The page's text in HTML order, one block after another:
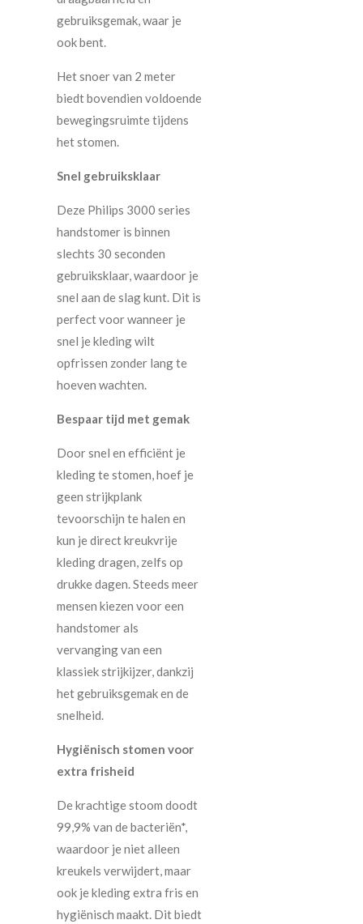
gebruiksgemak, waar je
ook bent.
Het snoer van 2 meter
biedt bovendien voldoende
bewegingsruimte tijdens
het stomen.
Snel gebruiksklaar
Deze Philips 3000 series
handstomer is binnen
slechts 30 seconden
gebruiksklaar, waardoor je
snel aan de slag kunt. Dit is
perfect voor wanneer je
snel je kleding wilt
opfrissen zonder lang te
hoeven wachten.
Bespaar tijd met gemak
Door snel en efficiënt je
kleding te stomen, hoef je
geen strijkplank
tevoorschijn te halen en
kun je direct kreukvrije
kleding dragen, zelfs op
drukke dagen. Steeds meer
mensen kiezen voor een
handstomer als
vervanging van een
klassiek strijkijzer, dankzij
het gebruiksgemak en de
snelheid.
Hygiënisch stomen voor
extra frisheid
De krachtige stoom doodt
99,9% van de bacteriën*,
waardoor je niet alleen
kreukels verwijdert, maar
ook je kleding extra fris en
hygiënisch maakt. Dit biedt